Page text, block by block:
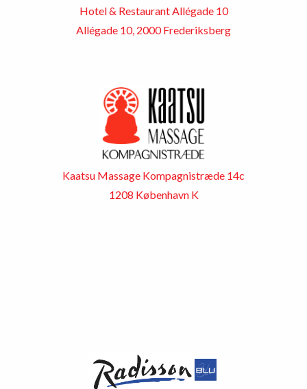
Hotel & Restaurant Allégade 10
Allégade 10, 2000 Frederiksberg
Kaatsu Massage Kompagnistræde 14c
1208 København K